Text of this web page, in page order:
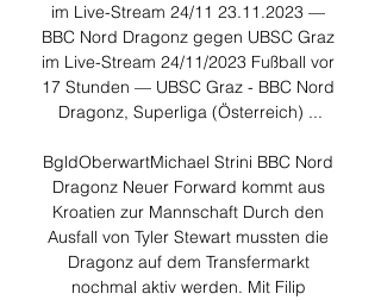
im Live-Stream 24/11 23.11.2023 —
BBC Nord Dragonz gegen UBSC Graz
im Live-Stream 24/11/2023 Fußball vor
17 Stunden — UBSC Graz - BBC Nord
Dragonz, Superliga (Österreich) ...
BgldOberwartMichael Strini BBC Nord
Dragonz Neuer Forward kommt aus
Kroatien zur Mannschaft Durch den
Ausfall von Tyler Stewart mussten die
Dragonz auf dem Transfermarkt
nochmal aktiv werden. Mit Filip